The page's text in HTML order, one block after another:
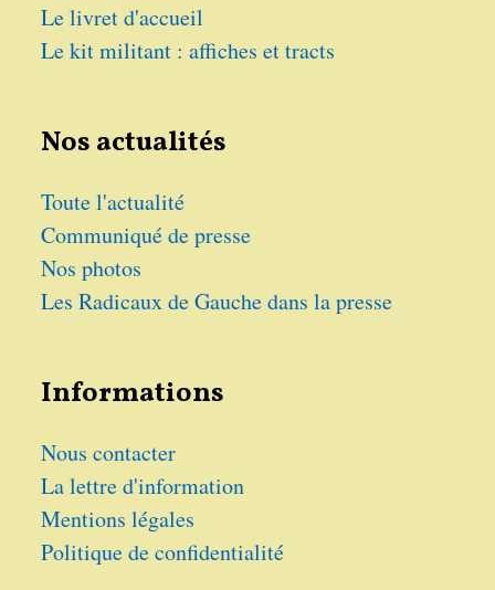
Le livret d'accueil
Le kit militant : affiches et tracts
Nos actualités
Toute l'actualité
Communiqué de presse
Nos photos
Les Radicaux de Gauche dans la presse
Informations
Nous contacter
La lettre d'information
Mentions légales
Politique de confidentialité